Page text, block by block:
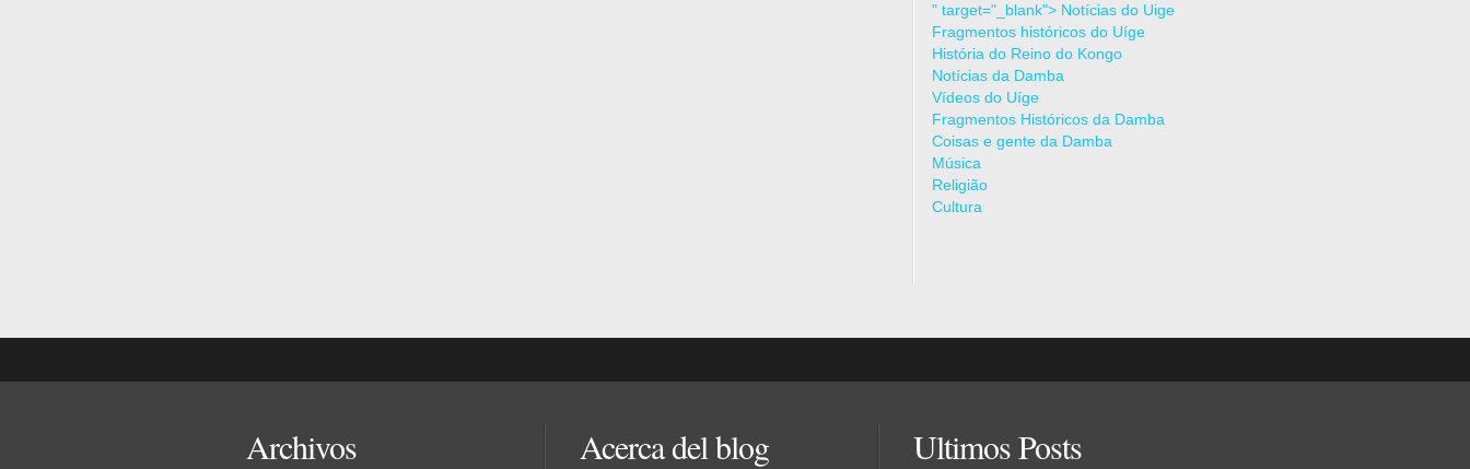
" target="_blank"> Notícias do Uige
Fragmentos históricos do Uíge
História do Reino do Kongo
Notícias da Damba
Vídeos do Uíge
Fragmentos Históricos da Damba
Coisas e gente da Damba
Música
Religião
Cultura
Archivos Acerca del blog Ultimos Posts